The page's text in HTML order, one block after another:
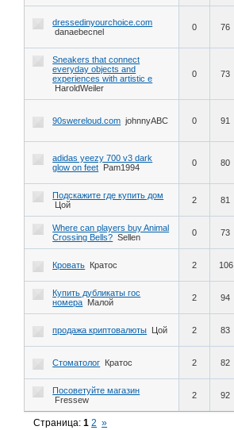
dressedinyourchoice.com
danaebecnel
0 76
Sneakers that connect
everyday objects and
experiences with artistic e
HaroldWeiler
0 73
90swereloud.com johnnyABC 0 91
adidas yeezy 700 v3 dark
glow on feet Pam1994 0 80
Подскажите где купить дом
Цой
2 81
Where can players buy Animal
Crossing Bells? Sellen 0 73
Кровать Кратос 2 106
Купить дубликаты гос
номера Малой 2 94
продажа криптовалюты Цой 2 83
Стоматолог Кратос 2 82
Посоветуйте магазин
Fressew
2 92
Страница:1 2 »